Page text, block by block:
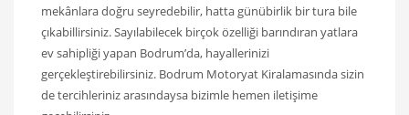
mekânlara doğru seyredebilir, hatta günübirlik bir tura bile
çıkabillirsiniz. Sayılabilecek birçok özelliği barındıran yatlara
ev sahipliği yapan Bodrum’da, hayallerinizi
gerçekleştirebilirsiniz. Bodrum Motoryat Kiralamasında sizin
de tercihleriniz arasındaysa bizimle hemen iletişime